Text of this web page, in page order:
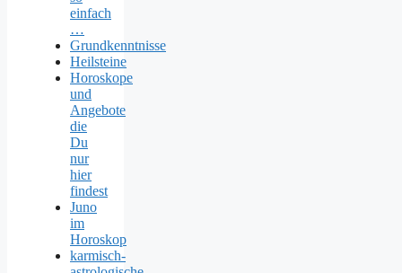
einfach
…
Grundkenntnisse
Heilsteine
Horoskope
und
Angebote
die
Du
nur
hier
findest
Juno
im
Horoskop
karmisch-